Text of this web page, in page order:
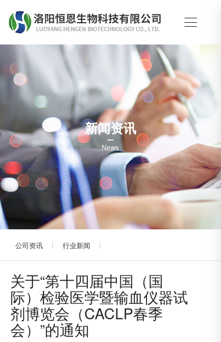
新闻资讯
News
公司资讯 行业新闻
关于“第十四届中国（国
际）检验医学暨输血仪器试
剂博览会（CACLP春季
会）”的通知